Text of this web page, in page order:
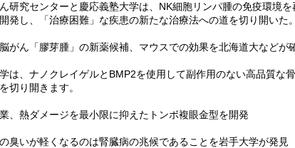
研究センターと慶応義塾大学は、NK細胞リンパ腫の免疫環境
発し、「治療困難」な疾患の新たな治療法への道を切り開いた。
がん「膠芽腫」の新薬候補、マウスでの効果を北海道大などが
は、ナノクレイゲルとBMP2を使用して副作用のない高品質な
切り開きます。
、熱ダメージを最小限に抑えたトンボ複眼金型を開発
臭いが軽くなるのは腎臓病の兆候であることを岩手大学が発見